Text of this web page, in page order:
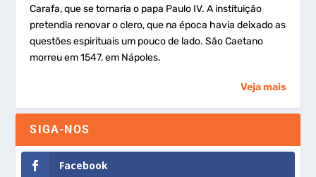
Carafa, que se tornaria o papa Paulo IV. A instituição
pretendia renovar o clero, que na época havia deixado as
questões espirituais um pouco de lado. São Caetano
morreu em 1547, em Nápoles.
Veja mais
SIGA-NOS
Facebook